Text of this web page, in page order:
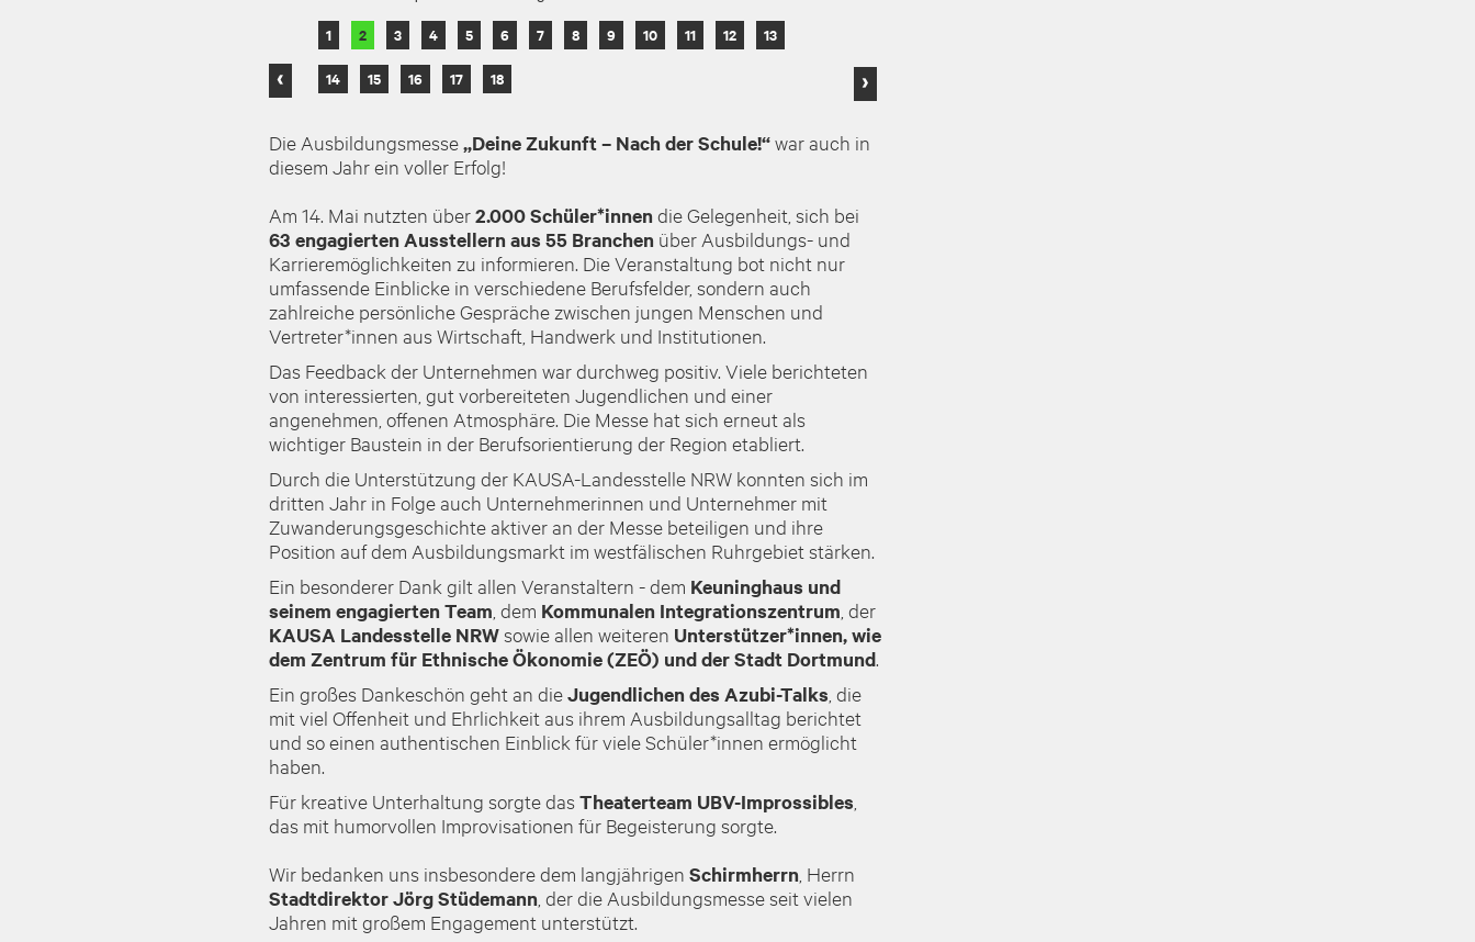
‹ ›
1 2 3 4 5 6 7 8 9 10 11 12 13
14 15 16 17 18
Die Ausbildungsmesse„Deine Zukunft – Nach der Schule!“war auch in
diesem Jahr ein voller Erfolg!
Am 14. Mai nutzten über2.000 Schüler*innendie Gelegenheit, sich bei
63 engagierten Ausstellern aus 55 Branchenüber Ausbildungs- und
Karrieremöglichkeiten zu informieren. Die Veranstaltung bot nicht nur
umfassende Einblicke in verschiedene Berufsfelder, sondern auch
zahlreiche persönliche Gespräche zwischen jungen Menschen und
Vertreter*innen aus Wirtschaft, Handwerk und Institutionen.
Das Feedback der Unternehmen war durchweg positiv. Viele berichteten
von interessierten, gut vorbereiteten Jugendlichen und einer
angenehmen, offenen Atmosphäre. Die Messe hat sich erneut als
wichtiger Baustein in der Berufsorientierung der Region etabliert.
Durch die Unterstützung der KAUSA-Landesstelle NRW konnten sich im
dritten Jahr in Folge auch Unternehmerinnen und Unternehmer mit
Zuwanderungsgeschichte aktiver an der Messe beteiligen und ihre
Position auf dem Ausbildungsmarkt im westfälischen Ruhrgebiet stärken.
Ein besonderer Dank gilt allen Veranstaltern - dem Keuninghaus und
seinem engagierten Team , dem Kommunalen Integrationszentrum , der
KAUSA Landesstelle NRWsowie allen weiteren Unterstützer*innen, wie
dem Zentrum für Ethnische Ökonomie (ZEÖ) und der Stadt Dortmund.
Ein großes Dankeschön geht an dieJugendlichen des Azubi-Talks , die
mit viel Offenheit und Ehrlichkeit aus ihrem Ausbildungsalltag berichtet
und so einen authentischen Einblick für viele Schüler*innen ermöglicht
haben.
Für kreative Unterhaltung sorgte dasTheaterteam UBV-Improssibles
das mit humorvollen Improvisationen für Begeisterung sorgte.
Wir bedanken uns insbesondere dem langjährigen Schirmherrn, Herrn
Stadtdirektor Jörg Stüdemann, der die Ausbildungsmesse seit vielen
Jahren mit großem Engagement unterstützt.